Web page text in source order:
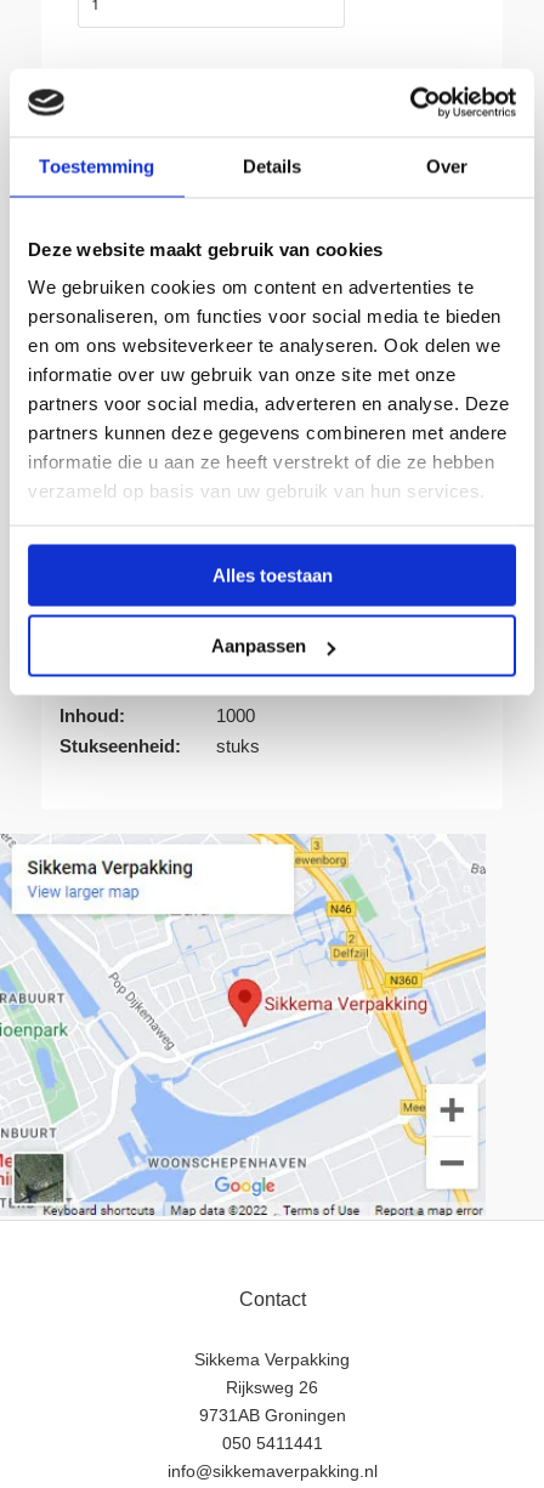
Toestemming Details Over
Deze website maakt gebruik van cookies
We gebruiken cookies om content en advertenties te
personaliseren, om functies voor social media te bieden
en om ons websiteverkeer te analyseren. Ook delen we
informatie over uw gebruik van onze site met onze
partners voor social media, adverteren en analyse. Deze
partners kunnen deze gegevens combineren met andere
informatie die u aan ze heeft verstrekt of die ze hebben
verzameld op basis van uw gebruik van hun services.
Alles toestaan
Aanpassen
BIJ SIKKEMA:
Producten van topkwaliteit
Franco vanaf € 150,-
Leverbaar uit voorraad
Advies op maat
Snelle levering
531571
Eenheid:
1
Wit
Inhoud:
1000
Stukseenheid:
stuks
Contact
Sikkema Verpakking
Rijksweg 26
9731AB Groningen
050 5411441
info@sikkemaverpakking.nl